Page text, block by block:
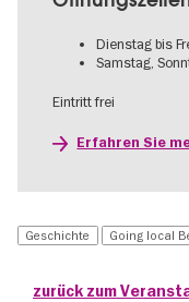
Dienstag bis
Samstag,
Eintritt frei
Erfahren Sie
Geschichte Going local
zurück zum